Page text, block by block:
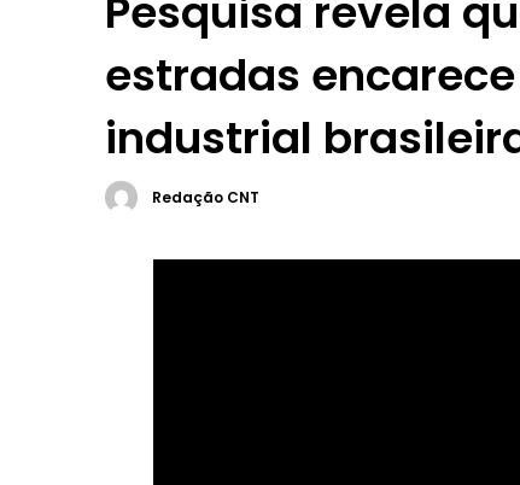
Pesquisa revela
estradas
industrial
Redação CNT